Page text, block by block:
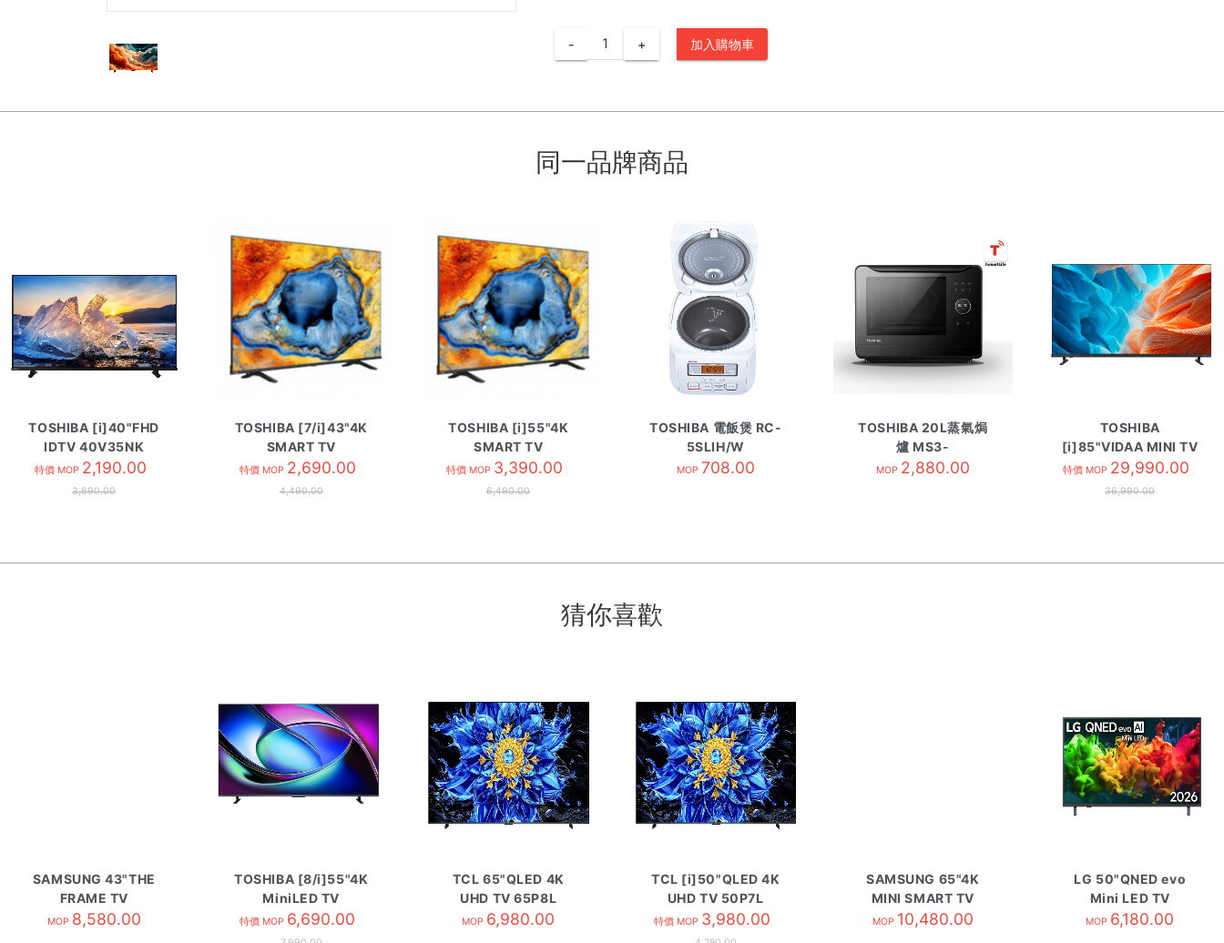
- + 加入購物車
同一品牌商品
TOSHIBA [i]40"FHD
IDTV 40V35NK
特價 MOP 2,190.00
3,690.00
TOSHIBA [7/i]43"4K
SMART TV
43C350NK
特價 MOP 2,690.00
4,490.00
TOSHIBA [i]55"4K
SMART TV
55C350NK
特價 MOP 3,390.00
6,490.00
TOSHIBA 電飯煲 RC-
5SLIH/W
MOP 708.00
TOSHIBA 20L蒸氣焗
爐 MS3-
STQ20SC/BK黑
MOP 2,880.00
TOSHIBA
[i]85"VIDAA MINI TV
85Z670SP
特價 MOP 29,990.00
36,990.00
猜你喜歡
SAMSUNG 43"THE
FRAME TV
QA43LS03HEJXZK
MOP 8,580.00
TOSHIBA [8/i]55"4K
MiniLED TV
55Z670SK
特價 MOP 6,690.00
TCL 65"QLED 4K
UHD TV 65P8L
MOP 6,980.00
TCL [i]50"QLED 4K
UHD TV 50P7L
特價 MOP 3,980.00
SAMSUNG 65"4K
MINI SMART TV
UA65M80HAJXZK
MOP 10,480.00
LG 50"QNED evo
Mini LED TV
50QNED80BCA
MOP 6,180.00